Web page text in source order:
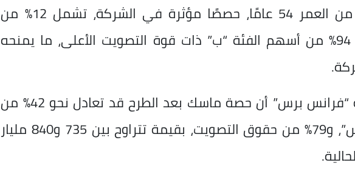
ويمتلك ماسك البالغ من العمر 54 عامًا، حصصًا مؤثرة في الشركة، تشمل 12% من
الأسهم العادية ونحو 94% من أسهم الفئة “ب” ذات قوة التصويت الأعلى، ما يمنحه
وتُظهر تقديرات وكالة “فرانس برس” أن حصة ماسك بعد الطرح قد تعادل نحو 42% من
رأس مال “سبيس إكس”، و79% من حقوق التصويت، بقيمة تتراوح بين 735 و840 مليار